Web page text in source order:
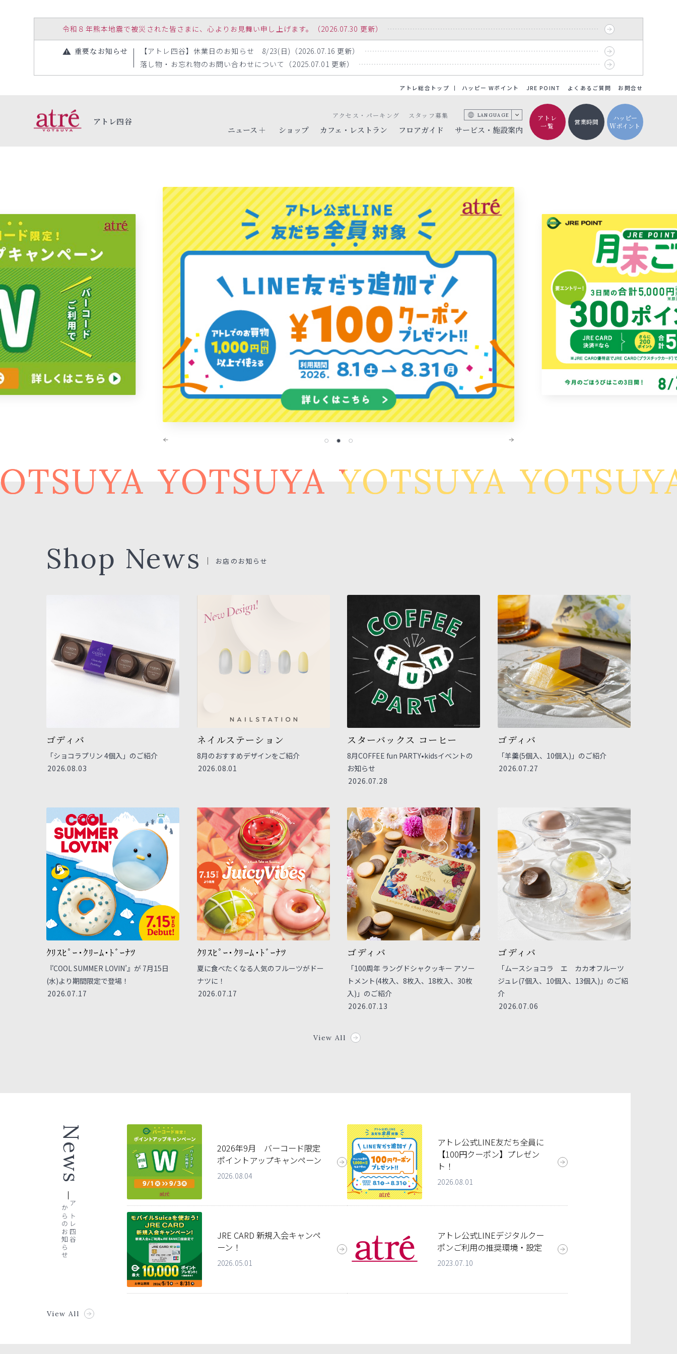
令和８年熊本地震で被災された皆さまに、心よりお見舞い申し上げます。（2026.07.30 更新）
重要なお知らせ
【アトレ四谷】休業日のお知らせ 8/23(日)（2026.07.16 更新）
落し物・お忘れ物のお問い合わせについて（2025.07.01 更新）
アトレ総合トップ ハッピー Wポイント JRE POINT よくあるご質問 お問合せ
アトレ四谷
ニュース
ショップ カフェ・レストラン フロアガイド サービス・施設案内
アクセス・パーキング スタッフ募集 LANGUAGE
アトレ
一覧
営業時間
ハッピー
Wポイント
YOTSUYA YOTSUYA YOTSUYA
Shop News お店のお知らせ
ゴディバ
「ショコラプリン 4個入」のご紹介
2026.08.03
ネイルステーション
8月のおすすめデザインをご紹介
2026.08.01
スターバックス コーヒー
8月COFFEE fun PARTY•kidsイベントの
お知らせ
2026.07.28
ゴディバ
「羊羹(5個入、10個入)」のご紹介
2026.07.27
ｸﾘｽﾋﾟｰ･ｸﾘｰﾑ･ﾄﾞｰﾅﾂ
『COOL SUMMER LOVIN’』が 7月15日
(水)より期間限定で登場！
2026.07.17
ｸﾘｽﾋﾟｰ･ｸﾘｰﾑ･ﾄﾞｰﾅﾂ
夏に食べたくなる人気のフルーツがドー
ナツに！
2026.07.17
ゴディバ
「100周年 ラングドシャクッキー アソー
トメント(4枚入、8枚入、18枚入、30枚
入)」のご紹介
2026.07.13
ゴディバ
「ムースショコラ エ カカオフルーツ
ジュレ(7個入、10個入、13個入)」のご紹
介
2026.07.06
View All
News
アトレ四谷
からのお知らせ
2026年9月 バーコード限定
ポイントアップキャンペーン
2026.08.04
アトレ公式LINE友だち全員に
【100円クーポン】プレゼン
ト！
2026.08.01
JRE CARD 新規入会キャンペ
ーン！
2026.05.01
アトレ公式LINEデジタルクー
ポンご利用の推奨環境・設定
2023.07.10
View All